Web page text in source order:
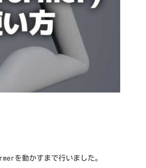
を動かすまで行いました。